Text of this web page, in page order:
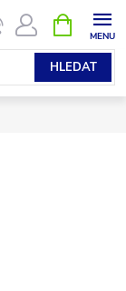
HLEDAT
NÁKUPNÍ
KOŠÍK